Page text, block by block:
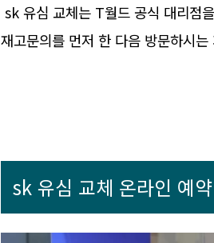
sk 유심 교체는 T월드 공식 대리점
재고문의를 먼저 한 다음 방문하시
sk 유심 교체 온라인 예